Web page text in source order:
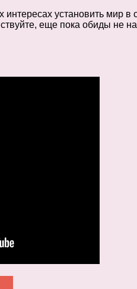
установить мир
еще пока обиды не